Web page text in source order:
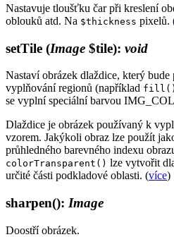
Nastavuje tloušťku čar při kreslení
oblouků atd. Na $thickness pixelů.
setTile (Image $tile): void
Nastaví obrázek dlaždice, který
vyplňování regionů (například fill()
se vyplní speciální barvou
Dlaždice je obrázek používaný k
vzorem. Jakýkoli obraz lze použít
průhledného barevného indexu
colorTransparent() lze vytvořit
určité části podkladové oblasti. (více)
sharpen(): Image
Doostří obrázek.